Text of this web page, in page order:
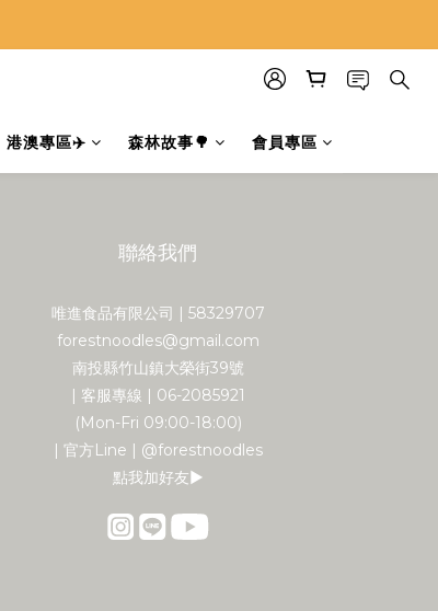
港澳專區✈️ 森林故事🌳 會員專區
聯絡我們
唯進食品有限公司 | 58329707
forestnoodles@gmail.com
南投縣竹山鎮大榮街39號
| 客服專線 | 06-2085921
(Mon-Fri 09:00-18:00)
| 官方Line | @forestnoodles
點我加好友▶︎